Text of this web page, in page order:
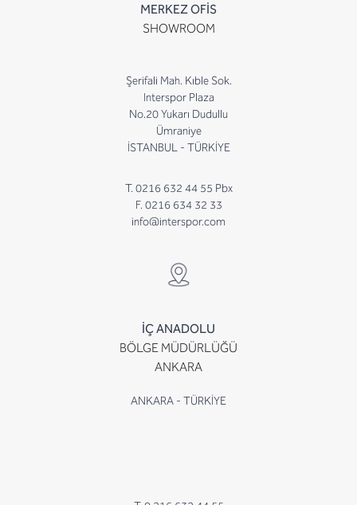
MERKEZ OFİS
SHOWROOM
Şerifali Mah. Kıble Sok.
Interspor Plaza
No.20 Yukarı Dudullu
Ümraniye
İSTANBUL - TÜRKİYE
T. 0216 632 44 55 Pbx
F. 0216 634 32 33
info@interspor.com
İÇ ANADOLU
BÖLGE MÜDÜRLÜĞÜ
ANKARA
ANKARA - TÜRKİYE